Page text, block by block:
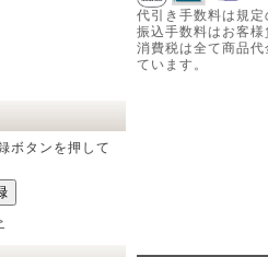
ボタンを押して
代引き手数料は規
振込手数料はお客
消費税は全て商品
ています。